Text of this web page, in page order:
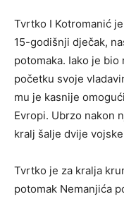
Tvrtko I Kotromanić
15-godišnji dječak,
potomaka. Iako je bio
početku svoje
mu je kasnije
Evropi. Ubrzo nakon
kralj šalje dvije
Tvrtko je za kralja
potomak Nemanjića